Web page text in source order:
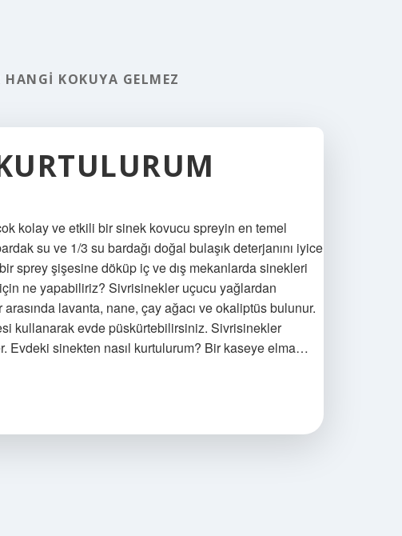
HANGI KOKUYA GELMEZ
kolay ve etkili bir sinek kovucu spreyin en temel
su ve 1/3 su bardağı doğal bulaşık deterjanını iyice
bir sprey şişesine döküp iç ve dış mekanlarda sinekleri
ne yapabiliriz? Sivrisinekler uçucu yağlardan
arasında lavanta, nane, çay ağacı ve okaliptüs bulunur.
kullanarak evde püskürtebilirsiniz. Sivrisinekler
Evdeki sinekten nasıl kurtulurum? Bir kaseye elma…